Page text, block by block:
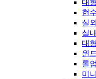
대
현
실
실
대
윈
롤
미